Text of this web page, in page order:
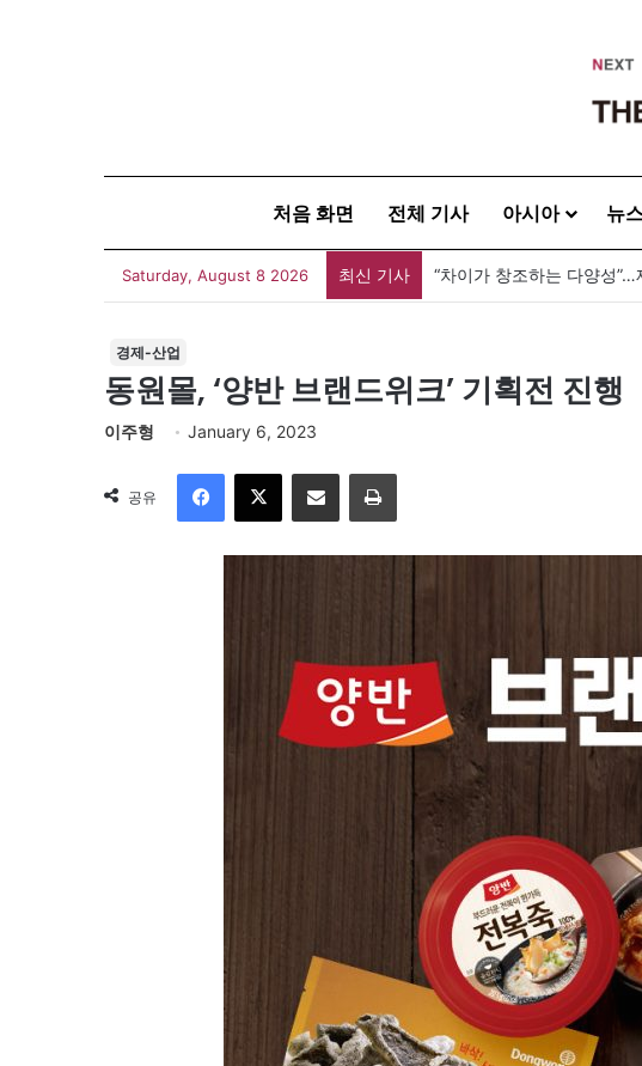
처음 화면 전체 기사 아시아 뉴
Saturday, August 8 2026 최신 기사 “차이가 창조하는 다양성
경제-산업
동원몰, ‘양반 브랜드위크’ 기획전 진행
이주형 January 6, 2023
공유
이메일